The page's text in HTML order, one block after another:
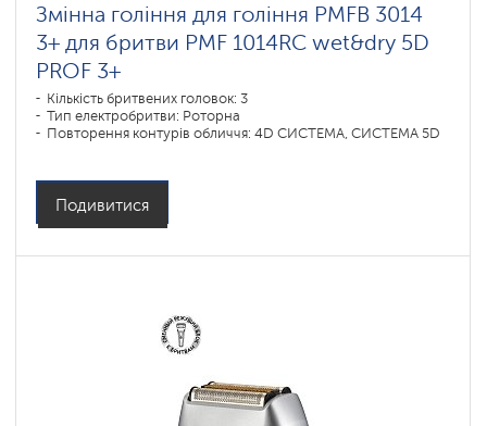
Змінна гоління для гоління PMFB 3014
3+ для бритви PMF 1014RC wet&dry 5D
PROF 3+
Кількість бритвених головок: 3
Тип електробритви: Роторна
Повторення контурів обличчя: 4D СИСТЕМА, СИСТЕМА 5D
Подивитися